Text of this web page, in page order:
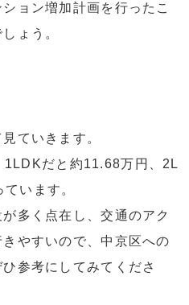
ョン増加計画を行ったこ
ょう。
ていきます。
1LDKだと約11.68万円、2L
います。
多く点在し、交通のアク
やすいので、中京区への
参考にしてみてくださ